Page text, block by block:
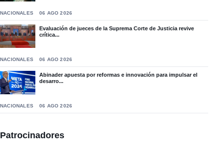
NACIONALES 06 AGO 2026
Evaluación de jueces de la Suprema Corte de Justicia revive
crítica...
NACIONALES 06 AGO 2026
Abinader apuesta por reformas e innovación para impulsar el
desarro...
NACIONALES 06 AGO 2026
Patrocinadores